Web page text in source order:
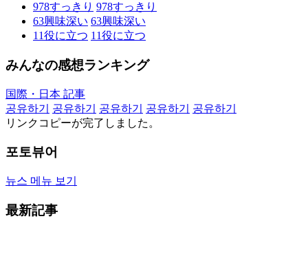
978すっきり 978すっきり
63興味深い 63興味深い
11役に立つ 11役に立つ
みんなの感想ランキング
国際・日本 記事
공유하기
공유하기 공유하기 공유하기
공유하기
リンクコピーが完了しました。
포토뷰어
뉴스 메뉴 보기
最新記事